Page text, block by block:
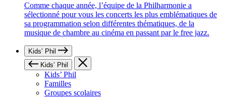
Comme chaque année, l’équipe de la Philharmonie a
sélectionné pour vous les concerts les plus emblématiques de
sa programmation selon différentes thématiques, de la
musique de chambre au cinéma en passant par le free jazz.
Kids’ Phil
Kids’ Phil
Kids’ Phil
Familles
Groupes scolaires